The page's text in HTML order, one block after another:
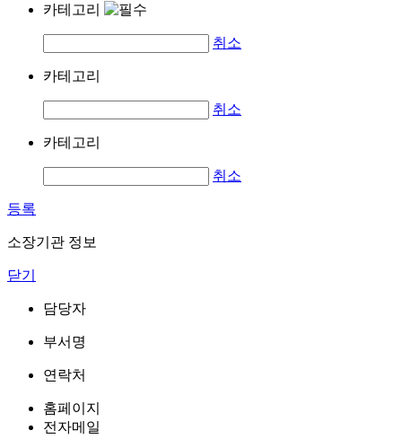
카테고리
취소
카테고리
취소
카테고리
취소
등록
소장기관 정보
닫기
담당자
부서명
연락처
홈페이지
전자메일